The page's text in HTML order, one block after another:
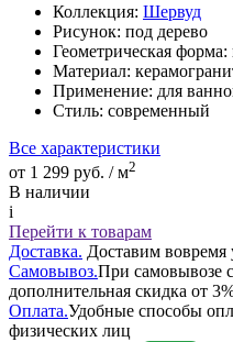
Коллекция: Шервуд
Рисунок: под дерево
Геометрическая форма:
Материал:
Применение: для
Стиль: современный
Все характеристики
от 1 299 руб. / м2
В наличии
i
Перейти к товарам
Доставка. Доставим вовремя
Самовывоз.При самовывозе
дополнительная скидка от
Оплата.Удобные способы
физических лиц